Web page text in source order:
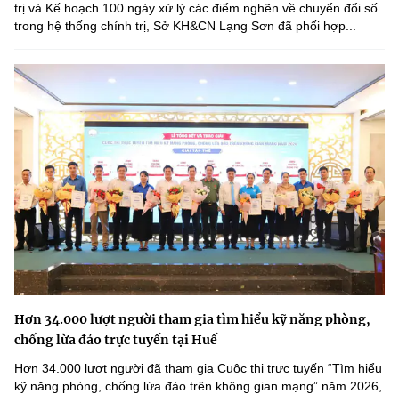
trị và Kế hoạch 100 ngày xử lý các điểm nghẽn về chuyển đổi số
trong hệ thống chính trị, Sở KH&CN Lạng Sơn đã phối hợp...
Hơn 34.000 lượt người tham gia tìm hiểu kỹ năng phòng,
chống lừa đảo trực tuyến tại Huế
Hơn 34.000 lượt người đã tham gia Cuộc thi trực tuyến “Tìm hiểu
kỹ năng phòng, chống lừa đảo trên không gian mạng” năm 2026,